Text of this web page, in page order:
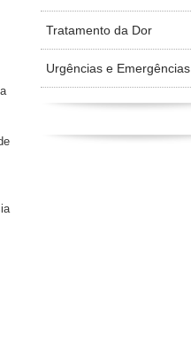
Tratamento da Dor
Urgências e Emergências